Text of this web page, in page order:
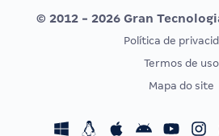
CONCURSOS POR PROFISSÃO
Concursos Fiscais
© 2012 - 2026 Gran
Política de
Termos de uso
Mapa do site